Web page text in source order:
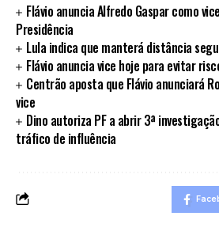
Flávio anuncia Alfredo Gaspar como
Presidência
Lula indica que manterá distância
Flávio anuncia vice hoje para evitar
Centrão aposta que Flávio anunciará
vice
Dino autoriza PF a abrir 3ª
tráfico de influência